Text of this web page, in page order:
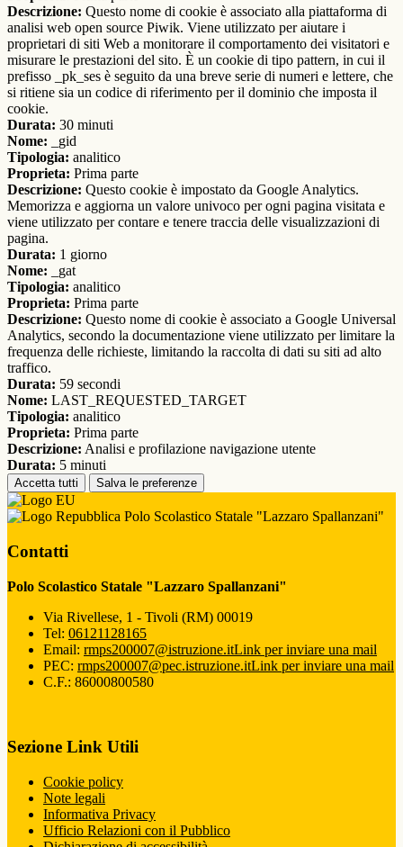
Descrizione: Questo nome di cookie è associato alla piattaforma di
analisi web open source Piwik. Viene utilizzato per aiutare i
proprietari di siti Web a monitorare il comportamento dei visitatori e
misurare le prestazioni del sito. È un cookie di tipo pattern, in cui il
prefisso _pk_ses è seguito da una breve serie di numeri e lettere, che
si ritiene sia un codice di riferimento per il dominio che imposta il
cookie.
Durata: 30 minuti
Nome: _gid
Tipologia: analitico
Proprieta: Prima parte
Descrizione: Questo cookie è impostato da Google Analytics.
Memorizza e aggiorna un valore univoco per ogni pagina visitata e
viene utilizzato per contare e tenere traccia delle visualizzazioni di
pagina.
Durata: 1 giorno
Nome: _gat
Tipologia: analitico
Proprieta: Prima parte
Descrizione: Questo nome di cookie è associato a Google Universal
Analytics, secondo la documentazione viene utilizzato per limitare la
frequenza delle richieste, limitando la raccolta di dati su siti ad alto
traffico.
Durata: 59 secondi
Nome: LAST_REQUESTED_TARGET
Tipologia: analitico
Proprieta: Prima parte
Descrizione: Analisi e profilazione navigazione utente
Durata: 5 minuti
Accetta tutti Salva le preferenze
Polo Scolastico Statale "Lazzaro Spallanzani"
Contatti
Polo Scolastico Statale "Lazzaro Spallanzani"
Via Rivellese, 1 - Tivoli (RM) 00019
Tel: 06121128165
Email: rmps200007@istruzione.itLink per inviare una mail
PEC: rmps200007@pec.istruzione.itLink per inviare una mail
C.F.: 86000800580
Sezione Link Utili
Cookie policy
Note legali
Informativa Privacy
Ufficio Relazioni con il Pubblico